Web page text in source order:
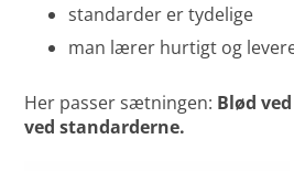
standarder er tydelige
man lærer hurtigt og
Her passer sætningen: Blød
ved standarderne.